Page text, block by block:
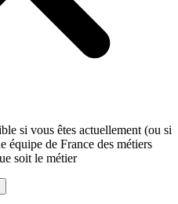
si vous êtes actuellement (ou si
équipe de France des métiers
soit le métier